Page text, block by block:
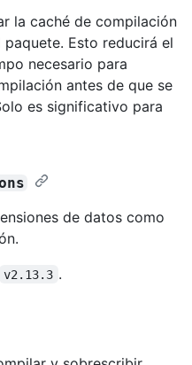
la caché de compilación
Esto reducirá el
necesario para
antes de que se
es significativo para
de datos como
v2.13.3 .